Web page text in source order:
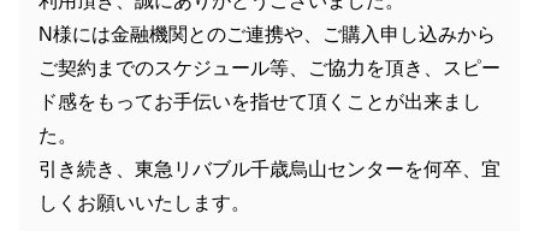
N様には金融機関とのご連携や、ご購入申し込みから
ご契約までのスケジュール等、ご協力を頂き、スピー
ド感をもってお手伝いを指せて頂くことが出来まし
た。
引き続き、東急リバブル千歳烏山センターを何卒、宜
しくお願いいたします。